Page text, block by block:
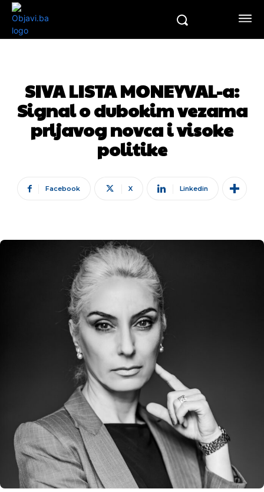
SIVA LISTA MONEYVAL-a:
Signal o dubokim vezama
prljavog novca i visoke
politike
Facebook X Linkedin